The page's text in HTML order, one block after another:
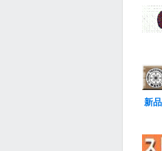
新